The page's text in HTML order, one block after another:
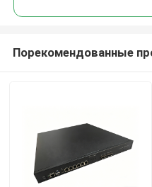
Порекомендованные